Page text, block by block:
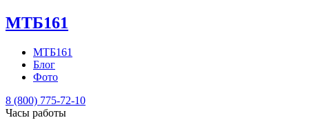
МТБ161
МТБ161
Блог
Фото
8 (800) 775-72-10
Часы работы